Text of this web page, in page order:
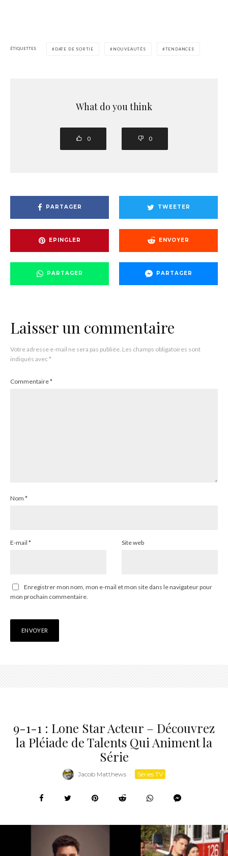
ÉTIQUETTES DATE DE SORTIE NOUVEAUTÉS TENDANCES
What do you think
0 0
PARTAGER TWEETER
EPINGLER ENVOYER
PARTAGER PARTAGER
Laisser un commentaire
Votre adresse e-mail ne sera pas publiée. Les champs obligatoires sont
indiqués avec*
Commentaire*
Nom *
E-mail * Site web
Enregistrer mon nom, mon e-mail et mon site dans le navigateur pour
mon prochain commentaire.
9-1-1 : Lone Star Acteur – Découvrez
la Pléiade de Talents Qui Animent la
Série
Jacob Matthews · Séries TV